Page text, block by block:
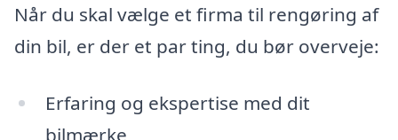
Når du skal vælge et firma til rengøring af
din bil, er der et par ting, du bør overveje:
Erfaring og ekspertise med dit
bilmærke